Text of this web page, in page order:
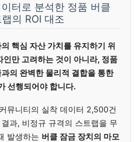
터로 분석한 정품 버클
의 ROI 대조
핵심 자산 가치를 유지하기 위
인만 고려하는 것이 아니라, 정품
의 완벽한 물리적 결합을 통한
선행되어야 합니다.
뮤니티의 실착 데이터 2,500건
과, 비정규 규격의 스트랩을 무
발생하는 버클 잠금 장치의 마모